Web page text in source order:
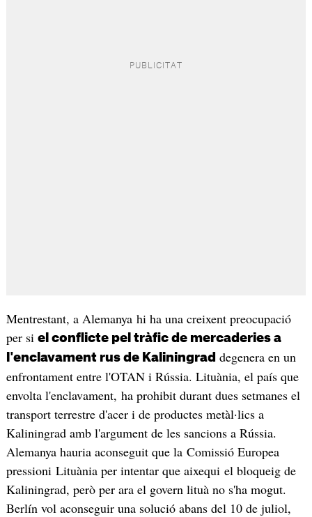
Mentrestant, a Alemanya hi ha una creixent preocupació
per si el conflicte pel tràfic de mercaderies a
l'enclavament rus de Kaliningrad degenera en un
enfrontament entre l'OTAN i Rússia. Lituània, el país que
envolta l'enclavament, ha prohibit durant dues setmanes el
transport terrestre d'acer i de productes metàl·lics a
Kaliningrad amb l'argument de les sancions a Rússia.
Alemanya hauria aconseguit que la Comissió Europea
pressioni Lituània per intentar que aixequi el bloqueig de
Kaliningrad, però per ara el govern lituà no s'ha mogut.
Berlín vol aconseguir una solució abans del 10 de juliol,